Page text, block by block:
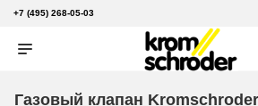
+7 (495) 268-05-03
Газовый клапан